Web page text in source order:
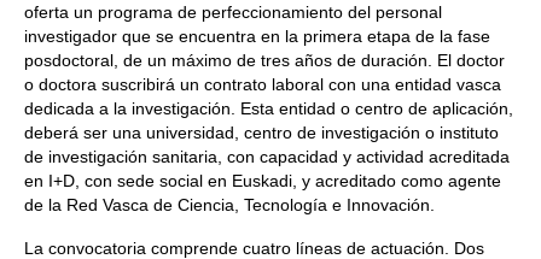
oferta un programa de perfeccionamiento del personal
investigador que se encuentra en la primera etapa de la fase
posdoctoral, de un máximo de tres años de duración. El doctor
o doctora suscribirá un contrato laboral con una entidad vasca
dedicada a la investigación. Esta entidad o centro de aplicación,
deberá ser una universidad, centro de investigación o instituto
de investigación sanitaria, con capacidad y actividad acreditada
en I+D, con sede social en Euskadi, y acreditado como agente
de la Red Vasca de Ciencia, Tecnología e Innovación.
La convocatoria comprende cuatro líneas de actuación. Dos